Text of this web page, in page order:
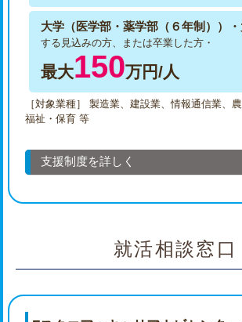
大学（医学部・薬学部（６年制））
する見込みの方、または卒業した方・
最大150万円/人
［対象業種］ 製造業、建設業、情報通信業、
福祉・保育 等
支援制度を詳しく
就活相談窓口